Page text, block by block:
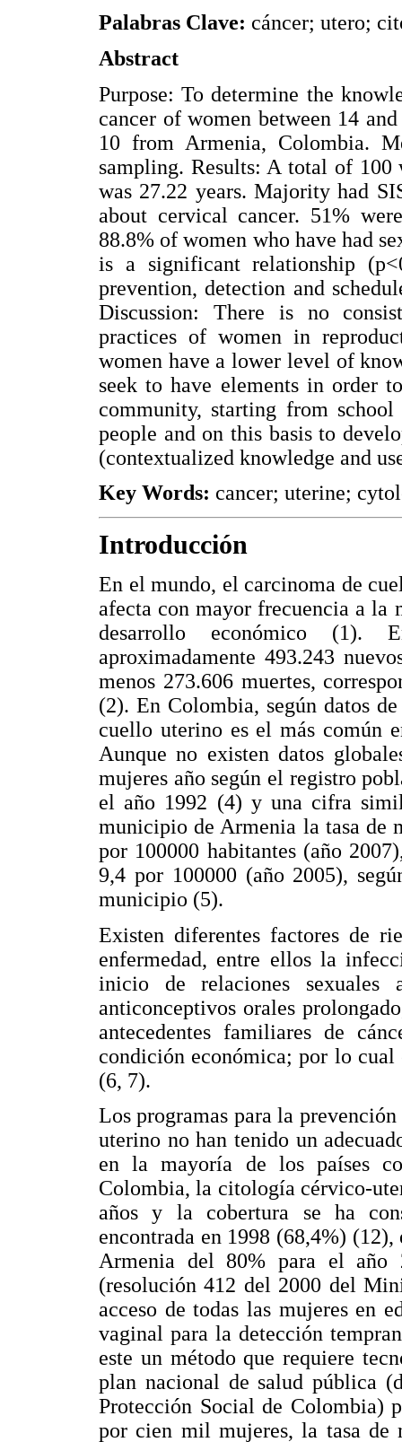
Palabras Clave: cáncer; utero;
Abstract
Purpose: To determine the
cancer of women between 14
10 from Armenia, Colombia.
sampling. Results: A total of 100
was 27.22 years. Majority had
about cervical cancer. 51%
88.8% of women who have had
is a significant relationship
prevention, detection and
Discussion: There is no
practices of women in
women have a lower level of
seek to have elements in order
community, starting from
people and on this basis to
(contextualized knowledge and
Key Words: cancer; uterine;
Introducción
En el mundo, el carcinoma de
afecta con mayor frecuencia a la
desarrollo económico (1).
aproximadamente 493.243
menos 273.606 muertes,
(2). En Colombia, según datos
cuello uterino es el más común
Aunque no existen datos
mujeres año según el registro
el año 1992 (4) y una cifra
municipio de Armenia la tasa de
por 100000 habitantes (año
9,4 por 100000 (año 2005),
municipio (5).
Existen diferentes factores de
enfermedad, entre ellos la
inicio de relaciones sexuales
anticonceptivos orales
antecedentes familiares de
condición económica; por lo
(6, 7).
Los programas para la
uterino no han tenido un
en la mayoría de los países
Colombia, la citología cérvico-
años y la cobertura se ha
encontrada en 1998 (68,4%)
Armenia del 80% para el año
(resolución 412 del 2000 del
acceso de todas las mujeres en
vaginal para la detección
este un método que requiere
plan nacional de salud pública
Protección Social de Colombia)
por cien mil mujeres, la tasa de